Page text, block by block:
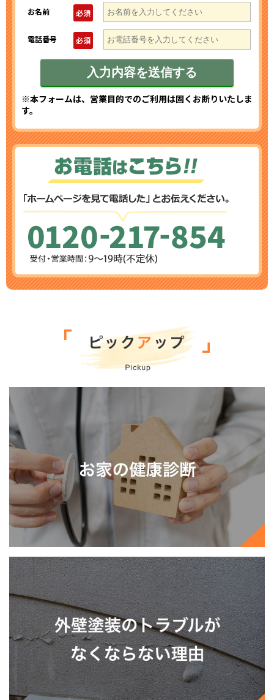
お名前 必須
電話番号 必須
※本フォームは、営業目的でのご利用は固くお断りいたしま
す。